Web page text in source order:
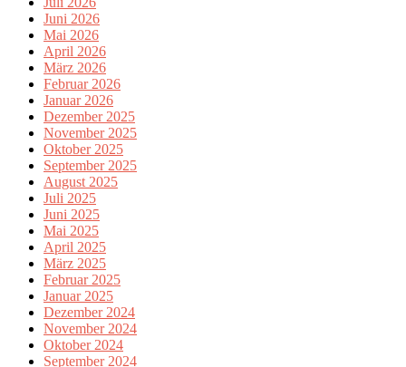
Juni 2026
Mai 2026
April 2026
März 2026
Februar 2026
Januar 2026
Dezember 2025
November 2025
Oktober 2025
September 2025
August 2025
Juli 2025
Juni 2025
Mai 2025
April 2025
März 2025
Februar 2025
Januar 2025
Dezember 2024
November 2024
Oktober 2024
September 2024